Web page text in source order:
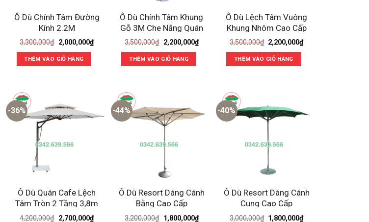
Ô Dù Chính Tâm Đường
Kính 2.2M
3,300,000₫ Giá
gốc
là:
3,300,000₫.
2,000,000₫Giá
hiện
THÊM VÀO GIỎ HÀNG
Ô Dù Chính Tâm Khung
Gỗ 3M Che Nắng Quán
Cafe
3,500,000₫ Giá
gốc
là:
3,500,000₫.
2,200,000₫Giá
hiện
THÊM VÀO GIỎ HÀNG
Ô Dù Lệch Tâm Vuông
Khung Nhôm Cao Cấp
3,500,000₫ Giá
gốc
là:
3,500,000₫.
2,200,000₫Giá
hiện
THÊM VÀO GIỎ HÀNG
-36%
Ô Dù Quán Cafe Lệch
Tâm Tròn 2 Tầng 3,8m
Cao Cấp
4,200,000₫ Giá
2,700,000₫Giá
-44%
Ô Dù Resort Dáng Cánh
Bằng Cao Cấp
3,200,000₫ Giá
1,800,000₫Giá
-40%
Ô Dù Resort Dáng Cánh
Cung Cao Cấp
3,000,000₫ Giá
1,800,000₫Giá